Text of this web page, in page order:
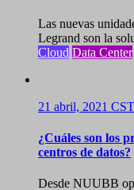
Las nuevas
Legrand son la
Cloud Data Center
21 abril, 2021
¿Cuáles son los
centros de datos?
Desde NUUBB